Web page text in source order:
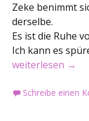
Zeke benimmt
derselbe.
Es ist die Ruhe
Ich kann es
Buchvorstellung:
weiterlesen →
Schreibe einen